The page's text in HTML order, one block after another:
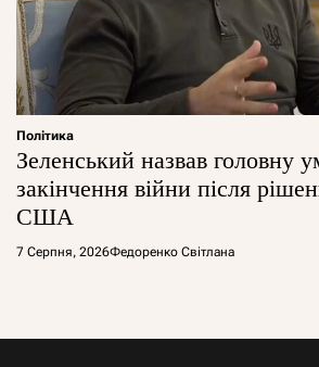
Політика
Зеленський назвав головну
закінчення війни після
США
7 Серпня, 2026Федоренко Світлана